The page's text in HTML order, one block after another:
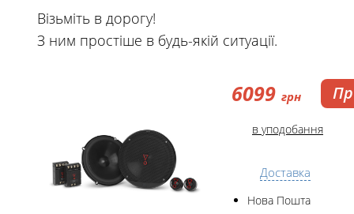
Візьміть в дорогу!
З ним простіше в будь-якій ситуації.
6099 грн
в уподобання
Доставка
Нова Пошта